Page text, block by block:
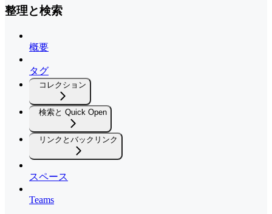
整理と検索
概要
タグ
コレクション
検索と Quick Open
リンクとバックリンク
スペース
Teams